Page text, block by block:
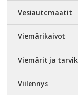
Vesiautomaatit
Viemärikaivot
Viemärit ja
Viilennys